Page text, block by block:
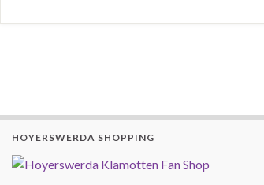
HOYERSWERDA SHOPPING